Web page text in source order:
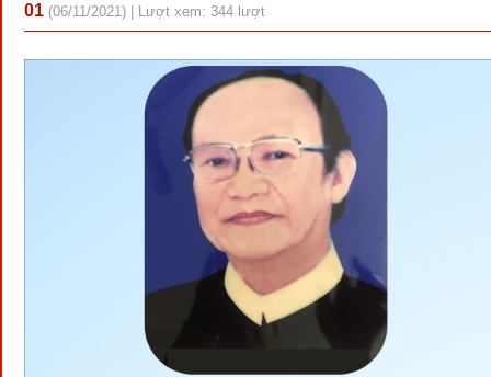
01 (06/11/2021) | Lượt xem: 344 lượt